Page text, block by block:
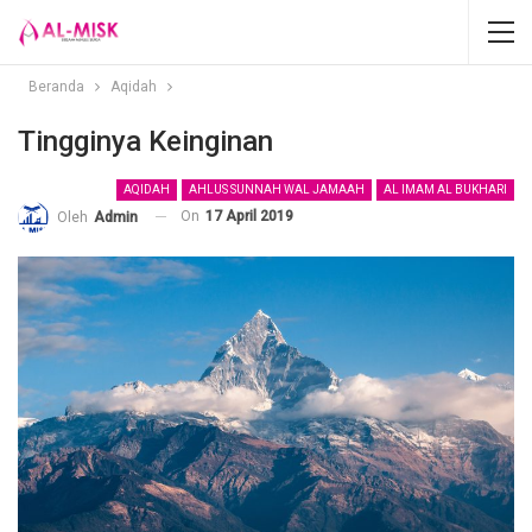
Beranda Aqidah
Tingginya Keinginan
AQIDAH AHLUS SUNNAH WAL JAMAAH AL IMAM AL BUKHARI
Oleh Admin On 17 April 2019